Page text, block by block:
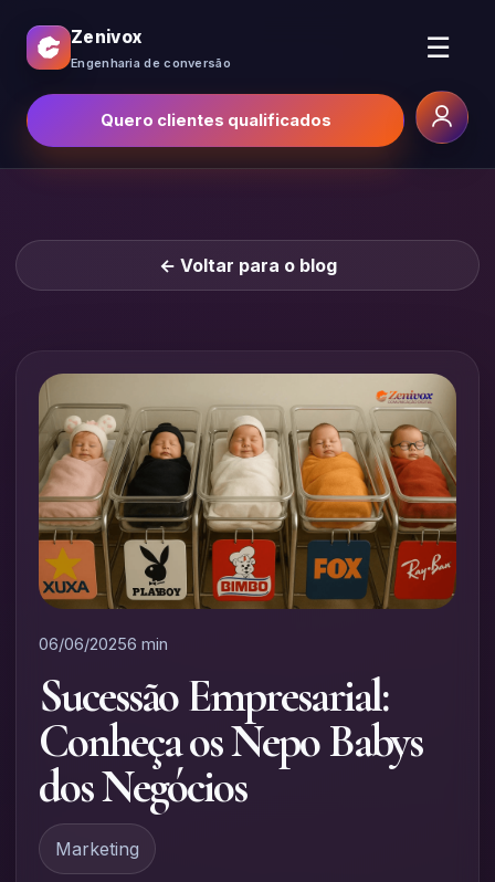
Zenivox
Engenharia de conversão ☰
Quero clientes qualificados
← Voltar para o blog
06/06/20256 min
Sucessão Empresarial:
Conheça os Nepo Babys
dos Negócios
Marketing